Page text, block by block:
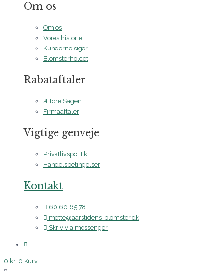
Om os
Om os
Vores historie
Kunderne siger
Blomsterholdet
Rabataftaler
Ældre Sagen
Firmaaftaler
Vigtige genveje
Privatlivspolitik
Handelsbetingelser
Kontakt
60 60 65 78
mette@aarstidens-blomster.dk
Skriv via messenger
0 kr. 0 Kurv